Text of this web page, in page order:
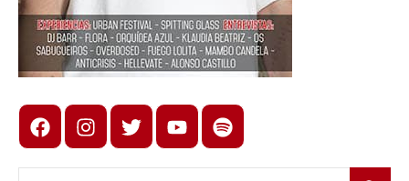
FacebookInstagram
X youtubespotify